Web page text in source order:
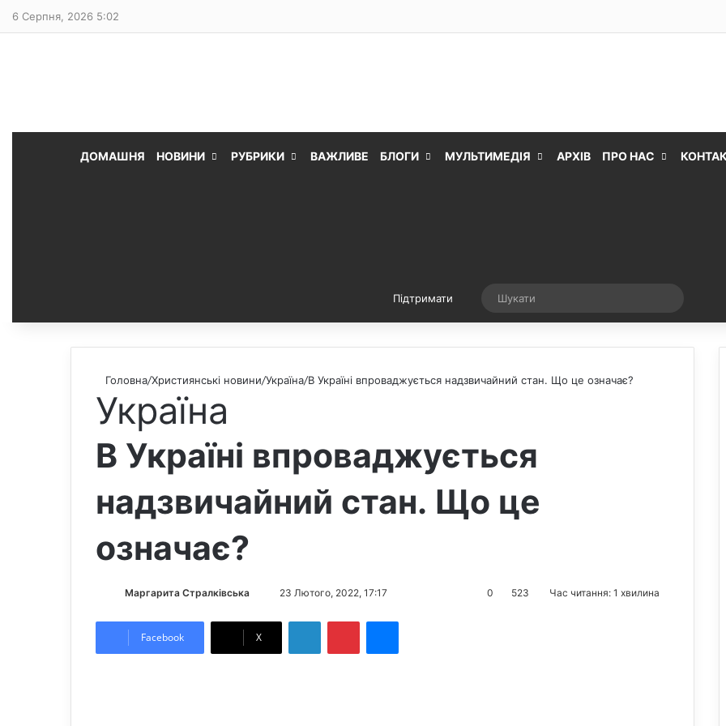
6 Серпня, 2026 5:02
ДОМАШНЯ НОВИНИ РУБРИКИ ВАЖЛИВЕ БЛОГИ МУЛЬТИМЕДІЯ АРХІВ ПРО НАС
Підтримати Випадкова стаття
Головна/Християнські новини/Україна/В Україні впроваджується надзвичайний стан. Що це означає?
Україна
В Україні впроваджується
надзвичайний стан. Що це
означає?
Маргарита Стралківська
n
d
23 Лютого, 2022, 17:17 0 523 Час читання: 1 хвилина
Facebook X